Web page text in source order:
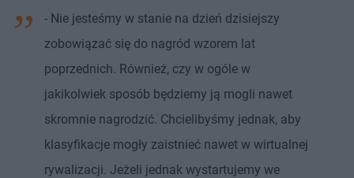
- Nie jesteśmy w stanie na dzień dzisiejszy
zobowiązać się do nagród wzorem lat
poprzednich. Również, czy w ogóle w
jakikolwiek sposób będziemy ją mogli nawet
skromnie nagrodzić. Chcielibyśmy jednak, aby
klasyfikacje mogły zaistnieć nawet w wirtualnej
rywalizacji. Jeżeli jednak wystartujemy we